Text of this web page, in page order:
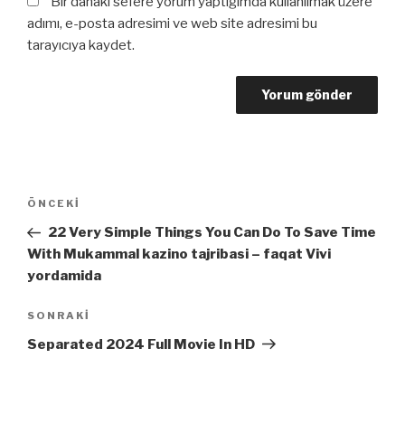
adımı, e-posta adresimi ve web site adresimi bu
tarayıcıya kaydet.
Yazı
Önceki
Yazı
ÖNCEKI
22 Very Simple Things You Can Do To Save Time
With Mukammal kazino tajribasi – faqat Vivi
yordamida
Sonraki
Yazı
SONRAKI
Separated 2024 Full Movie In HD